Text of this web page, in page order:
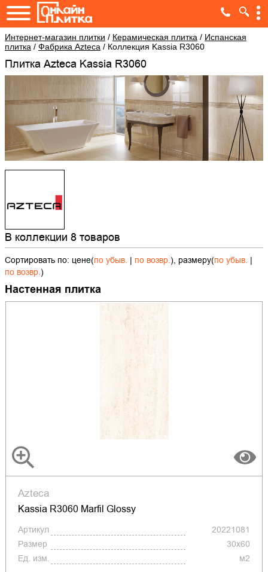
Интернет-магазин плитки / Керамическая плитка / Испанская
плитка / Фабрика Azteca / Коллекция Kassia R3060
Плитка Azteca Kassia R3060
В коллекции 8 товаров
Сортировать по: цене(по убыв. | по возвр.), размеру(по убыв. |
по возвр.)
Настенная плитка
Azteca
Kassia R3060 Marfil Glossy
Артикул
20221081
Размер
30x60
Ед. изм.
м2